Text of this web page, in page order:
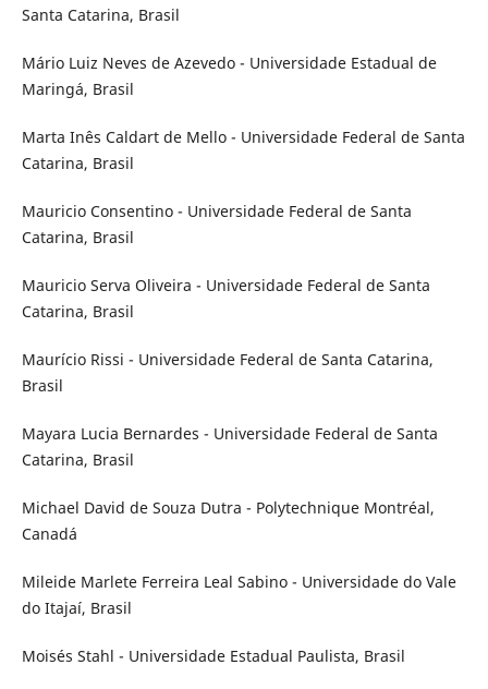
Santa Catarina, Brasil
Mário Luiz Neves de Azevedo - Universidade Estadual de
Maringá, Brasil
Marta Inês Caldart de Mello - Universidade Federal de Santa
Catarina, Brasil
Mauricio Consentino - Universidade Federal de Santa
Catarina, Brasil
Mauricio Serva Oliveira - Universidade Federal de Santa
Catarina, Brasil
Maurício Rissi - Universidade Federal de Santa Catarina,
Brasil
Mayara Lucia Bernardes - Universidade Federal de Santa
Catarina, Brasil
Michael David de Souza Dutra - Polytechnique Montréal,
Canadá
Mileide Marlete Ferreira Leal Sabino - Universidade do Vale
do Itajaí, Brasil
Moisés Stahl - Universidade Estadual Paulista, Brasil